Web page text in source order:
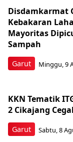
Garut
Disdamkarmat
Kebakaran
Mayoritas
Sampah
Minggu, 9
Garut
KKN Tematik
2 Cikajang
Sabtu, 8